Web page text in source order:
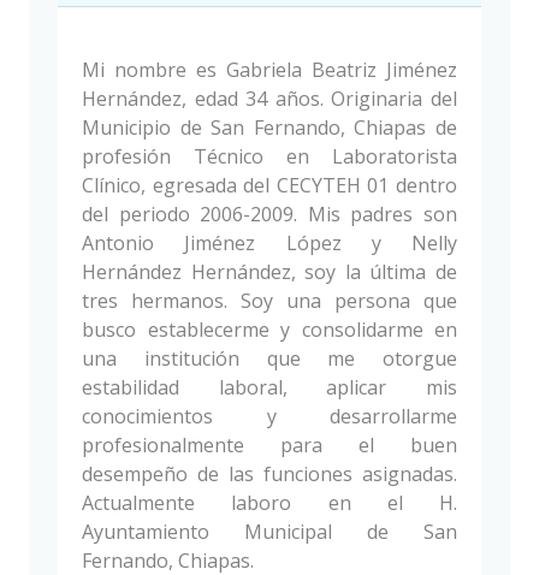
Mi nombre es Gabriela Beatriz Jiménez
Hernández, edad 34 años. Originaria del
Municipio de San Fernando, Chiapas de
profesión Técnico en Laboratorista
Clínico, egresada del CECYTEH 01 dentro
del periodo 2006-2009. Mis padres son
Antonio Jiménez López y Nelly
Hernández Hernández, soy la última de
tres hermanos. Soy una persona que
busco establecerme y consolidarme en
una institución que me otorgue
estabilidad laboral, aplicar mis
conocimientos y desarrollarme
profesionalmente para el buen
desempeño de las funciones asignadas.
Actualmente laboro en el H.
Ayuntamiento Municipal de San
Fernando, Chiapas.